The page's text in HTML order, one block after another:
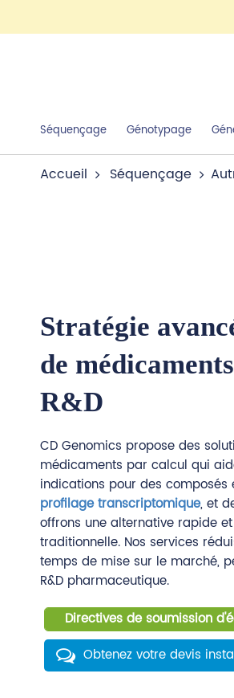
Séquençage Génotypage
Accueil Séquençage
Stratégie
de
R&D
CD Genomics propose des
médicaments par calcul qui
indications pour des composés
profilage transcriptomique, et
offrons une alternative rapide
traditionnelle. Nos services
temps de mise sur le marché,
R&D pharmaceutique.
Directives de soumission
Obtenez votre devis